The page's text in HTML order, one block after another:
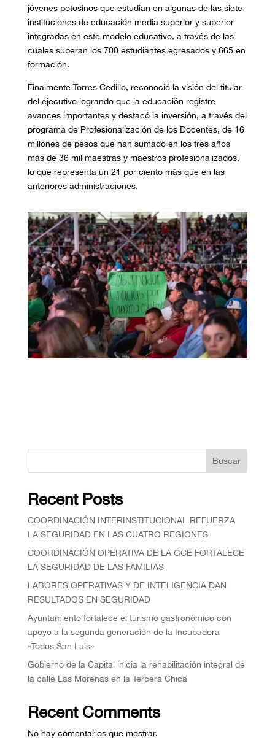
jóvenes potosinos que estudian en algunas de las siete
instituciones de educación media superior y superior
integradas en este modelo educativo, a través de las
cuales superan los 700 estudiantes egresados y 665 en
formación.
Finalmente Torres Cedillo, reconoció la visión del titular
del ejecutivo logrando que la educación registre
avances importantes y destacó la inversión, a través del
programa de Profesionalización de los Docentes, de 16
millones de pesos que han sumado en los tres años
más de 36 mil maestras y maestros profesionalizados,
lo que representa un 21 por ciento más que en las
anteriores administraciones.
Buscar
Recent Posts
COORDINACIÓN INTERINSTITUCIONAL REFUERZA
LA SEGURIDAD EN LAS CUATRO REGIONES
COORDINACIÓN OPERATIVA DE LA GCE FORTALECE
LA SEGURIDAD DE LAS FAMILIAS
⁠LABORES OPERATIVAS Y DE INTELIGENCIA DAN
RESULTADOS EN SEGURIDAD
Ayuntamiento fortalece el turismo gastronómico con
apoyo a la segunda generación de la Incubadora
«Todos San Luis»
Gobierno de la Capital inicia la rehabilitación integral de
la calle Las Morenas en la Tercera Chica
Recent Comments
No hay comentarios que mostrar.